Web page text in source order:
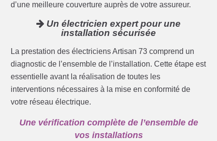
d’une meilleure couverture auprès de votre assureur.
Un électricien expert pour une
installation sécurisée
La prestation des électriciens Artisan 73 comprend un
diagnostic de l’ensemble de l’installation. Cette étape est
essentielle avant la réalisation de toutes les
interventions nécessaires à la mise en conformité de
votre réseau électrique.
Une vérification complète de l’ensemble de
vos installations